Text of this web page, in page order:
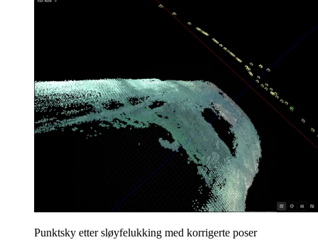
Punktsky etter sløyfelukking med korrigerte poser